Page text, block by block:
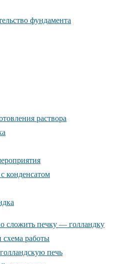
фундамента
раствора
конденсатом
сложить печку — голландку
схема работы
печь